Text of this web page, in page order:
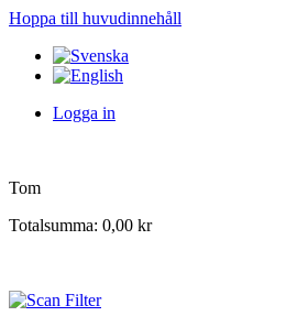
Hoppa till huvudinnehåll
Logga in
Tom
Totalsumma: 0,00 kr